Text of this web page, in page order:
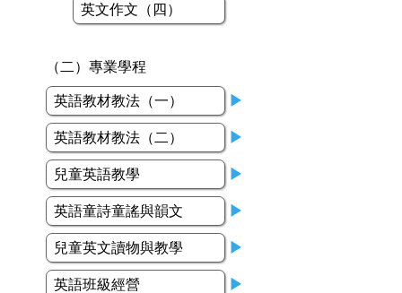
英文作文（四）
（二）專業學程
英語教材教法（一） ▶
英語教材教法（二） ▶
兒童英語教學 ▶
英語童詩童謠與韻文 ▶
兒童英文讀物與教學 ▶
英語班級經營 ▶